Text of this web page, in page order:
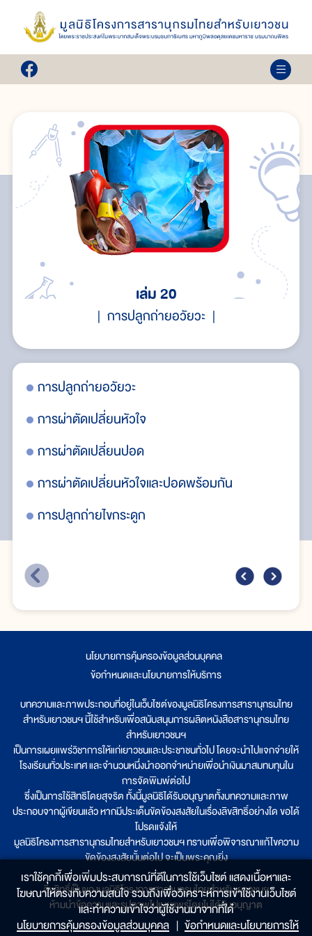
เล่ม 20
การปลูกถ่ายอวัยวะ
การปลูกถ่ายอวัยวะ
การผ่าตัดเปลี่ยนหัวใจ
การผ่าตัดเปลี่ยนปอด
การผ่าตัดเปลี่ยนหัวใจและปอดพร้อมกัน
การปลูกถ่ายไขกระดูก
นโยบายการคุ้มครองข้อมูลส่วนบุคคล
ข้อกำหนดและนโยบายการให้บริการ
บทความและภาพประกอบที่อยู่ในเว็บไซต์ของมูลนิธิโครงการสารานุกรมไทย
สำหรับเยาวชนฯ นี้ใช้สำหรับเพื่อสนับสนุนการผลิตหนังสือสารานุกรมไทย
สำหรับเยาวชนฯ
เป็นการเผยแพร่วิชาการให้แก่เยาวชนและประชาชนทั่วไป โดยจะนำไปแจกจ่ายให้
โรงเรียนทั่วประเทศ และจำนวนหนึ่งนำออกจำหน่ายเพื่อนำเงินมาสมทบทุนใน
การจัดพิมพ์ต่อไป
ซึ่งเป็นการใช้สิทธิโดยสุจริต ทั้งนี้มูลนิธิได้รับอนุญาตทั้งบทความและภาพ
ประกอบจากผู้เขียนแล้ว หากมีประเด็นขัดข้องสงสัยในเรื่องลิขสิทธิ์อย่างใด ขอได้
โปรดแจ้งให้
มูลนิธิโครงการสารานุกรมไทยสำหรับเยาวชนฯ ทราบเพื่อพิจารณาแก้ไขความ
ขัดข้องสงสัยนั้นต่อไป จะเป็นพระคุณยิ่ง
ลิขสิทธิ์เป็นของมูลนิธิโครงการสารานุกรมไทยสำหรับเยาวชนฯ
ห้ามนำข้อความและรูปภาพไปเผยแพร่โดยไม่ได้รับอนุญาต
เราใช้คุกกี้เพื่อเพิ่มประสบการณ์ที่ดีในการใช้เว็บไซต์ แสดงเนื้อหาและ
โฆษณาให้ตรงกับความสนใจ รวมถึงเพื่อวิเคราะห์การเข้าใช้งานเว็บไซต์
และทำความเข้าใจว่าผู้ใช้งานมาจากที่ใด๋
นโยบายการคุ้มครองข้อมูลส่วนบุคคล | ข้อกำหนดและนโยบายการให้